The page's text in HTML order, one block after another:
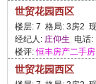
世贸花园西区
楼层: 7 格局: 3房2
经纪人: 庄仰生 电话
楼评:恒丰房产二手
世贸花园西区